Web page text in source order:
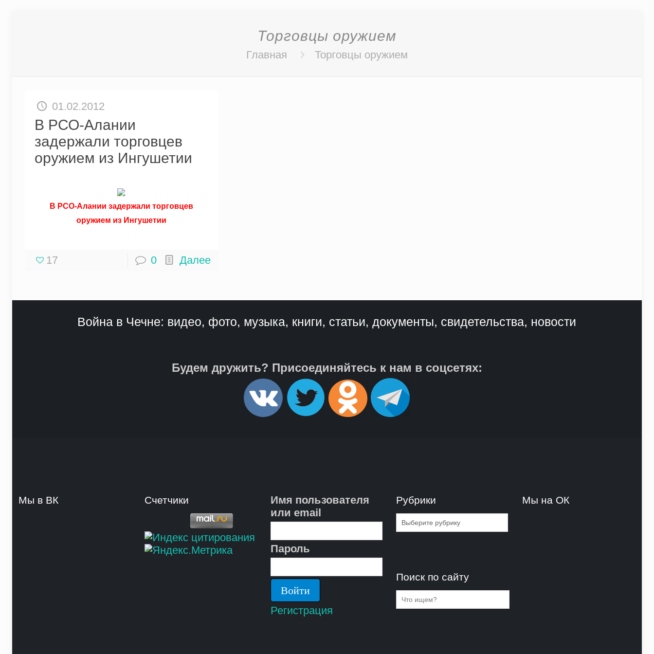
Торговцы оружием
Главная Торговцы оружием
01.02.2012
В РСО-Алании
задержали торговцев
оружием из Ингушетии
В РСО-Алании задержали торговцев
оружием из Ингушетии
17 0 Далее
Война в Чечне: видео, фото, музыка, книги, статьи, документы, свидетельства, новости
Будем дружить? Присоединяйтесь к нам в соцсетях:
Мы в ВК Счетчики
Имя пользователя
или email
Пароль
Регистрация
Рубрики
Рубрики
Поиск по сайту
Мы на ОК